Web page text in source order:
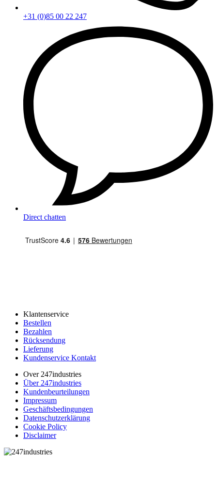
+31 (0)85 00 22 247
Direct chatten
Klantenservice
Bestellen
Bezahlen
Rücksendung
Lieferung
Kundenservice Kontakt
Over 247industries
Über 247industries
Kundenbeurteilungen
Impressum
Geschäftsbedingungen
Datenschutzerklärung
Cookie Policy
Disclaimer